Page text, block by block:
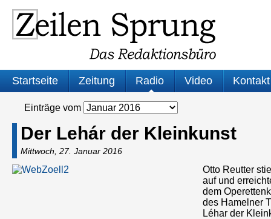
Startseite Zeitung Radio Video Kontakt
Einträge vom
Der Lehár der Kleinkunst
Mittwoch, 27. Januar 2016
Otto Reutter
auf und
dem
des Hamelner
Léhar der